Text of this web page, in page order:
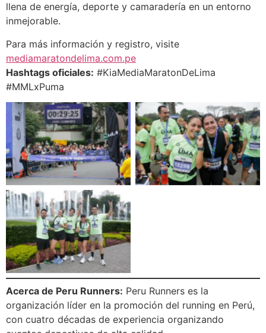
llena de energía, deporte y camaradería en un entorno
inmejorable.
Para más información y registro, visite
mediamaratondelima.com.pe
Hashtags oficiales: #KiaMediaMaratonDeLima
#MMLxPuma
Media Maratón de Lima Media Maratón de Lima
Media Maratón de Lima
Acerca de Peru Runners: Peru Runners es la
organización líder en la promoción del running en Perú,
con cuatro décadas de experiencia organizando